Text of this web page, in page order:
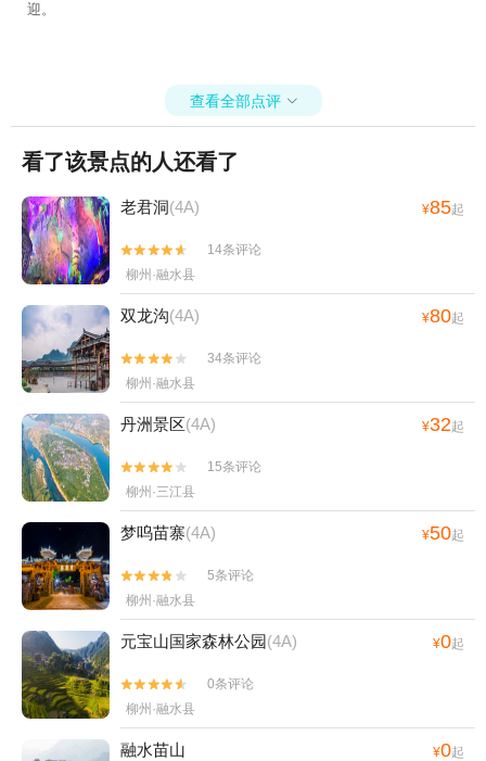
迎。
查看全部点评 
看了该景点的人还看了
老君洞(4A) ¥85起


14条评论
柳州·融水县
双龙沟(4A) ¥80起


34条评论
柳州·融水县
丹洲景区(4A) ¥32起


15条评论
柳州·三江县
梦呜苗寨(4A) ¥50起


5条评论
柳州·融水县
元宝山国家森林公园 (4A) ¥0起


0条评论
柳州·融水县
融水苗山 ¥0起